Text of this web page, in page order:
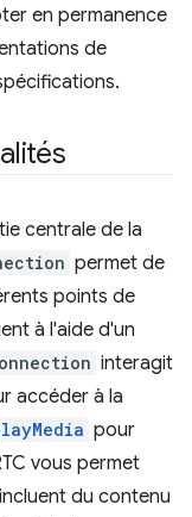
en permanence
de
centrale de la
permet de
points de
à l'aide d'un
interagit
accéder à la
pour
vous permet
du contenu